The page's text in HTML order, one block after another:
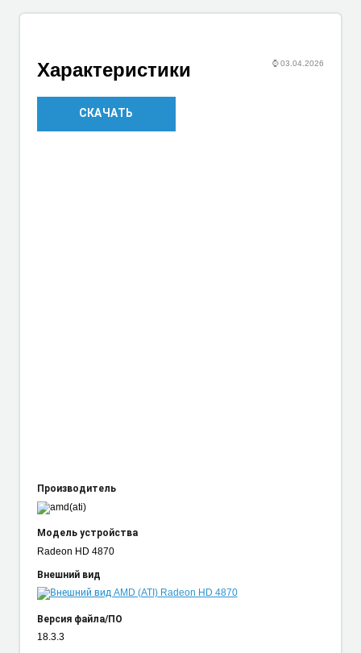
⌚03.04.2026
Характеристики
Производитель
Модель устройства
Radeon HD 4870
Внешний вид
Версия файла/ПО
18.3.3
СКАЧАТЬ